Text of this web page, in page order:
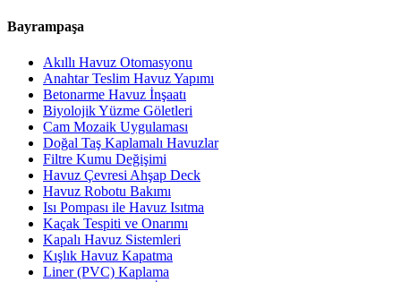
Bayrampaşa
Akıllı Havuz Otomasyonu
Anahtar Teslim Havuz Yapımı
Betonarme Havuz İnşaatı
Biyolojik Yüzme Göletleri
Cam Mozaik Uygulaması
Doğal Taş Kaplamalı Havuzlar
Filtre Kumu Değişimi
Havuz Çevresi Ahşap Deck
Havuz Robotu Bakımı
Isı Pompası ile Havuz Isıtma
Kaçak Tespiti ve Onarımı
Kapalı Havuz Sistemleri
Kışlık Havuz Kapatma
Liner (PVC) Kaplama